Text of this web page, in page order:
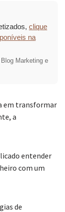
clique
na
Marketing e
em transformar
a
entender
com um
de